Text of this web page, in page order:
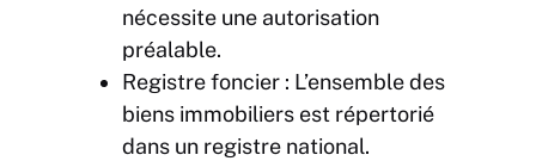
nécessite une autorisation
préalable.
Registre foncier : L’ensemble des
biens immobiliers est répertorié
dans un registre national.